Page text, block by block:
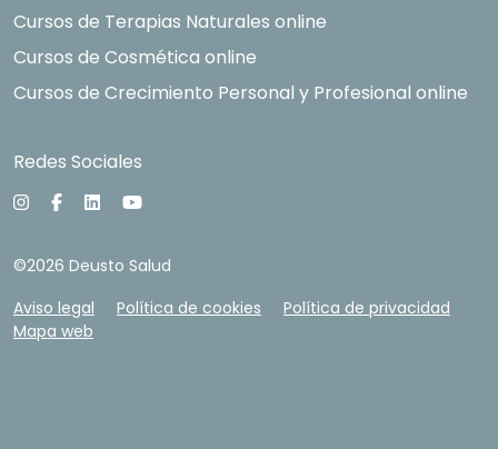
Cursos de Terapias Naturales online
Cursos de Cosmética online
Cursos de Crecimiento Personal y Profesional online
Redes Sociales
©2026 Deusto Salud
Aviso legal
Política de cookies
Política de privacidad
Mapa web